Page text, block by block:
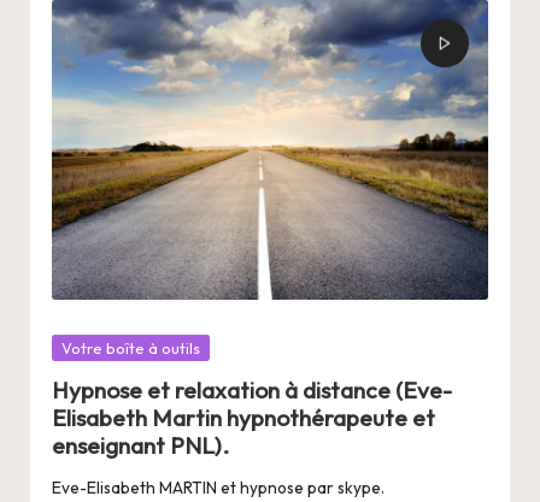
Posté
Votre boîte à outils
Hypnose et relaxation à distance (Eve-
Elisabeth Martin hypnothérapeute et
enseignant PNL).
Eve-Elisabeth MARTIN et hypnose par skype.